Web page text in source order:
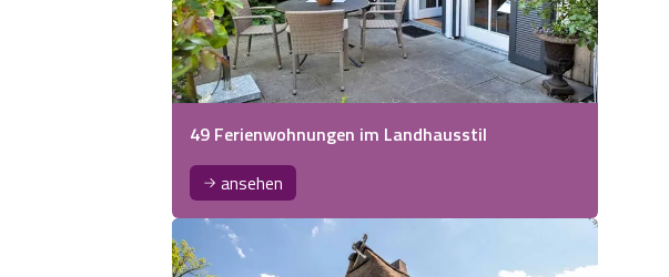
49 Ferienwohnungen im Landhausstil
ansehen